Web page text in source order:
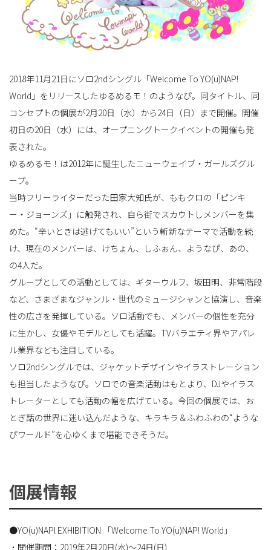
え
2018年11月21日にソロ2ndシングル「Welcome To YO(u)NAP!
World」をリリースしたゆるめるモ！のようなぴ。同タイトル、同
コンセプトの個展が2月20日（水）から24日（日）まで開催。開催
初日の20日（水）には、オープニングトークイベントの開催も発
表された。
ゆるめるモ！は2012年に誕生したニューウェイブ・ガールズグル
ープ。
当時フリーライターだった田家大知氏が、ももクロの「ピンキ
ー・ジョーンズ」に触発され、自ら街でスカウトしメンバーを集
めた。“辛いときは逃げてもいい”という斬新なテーマで活動を続
け、現在のメンバーは、けちょん、しふぉん、ようなぴ、あの、
の4人だ。
グループとしての活動としては、ギターウルフ、坂田明、非常階段
など、さまざまなジャンル・世代のミュージシャンと協演し、音楽
性の広さを発揮している。ソロ活動でも、メンバーの個性を充分
に生かし、女優やモデルとしても活躍。TVバラエティ界やアパレ
ル業界なども注目している。
ソロ2ndシングルでは、ジャケットデザインやイラストレーション
も担当したようなぴ。ソロでの音楽活動はもとより、DJやイラス
トレーターとしても活動の幅を広げている。今回の個展では、お
とぎ話の世界に迷い込んだような、キラキラ＆ふわふわの“ような
ぴワールド”を心ゆくまで堪能できそうだ。
個展情報
●YO(u)NAPl EXHIBITION 「Welcome To YO(u)NAP! World」
・開催期間：2019年2月20日(水)～24日(日)